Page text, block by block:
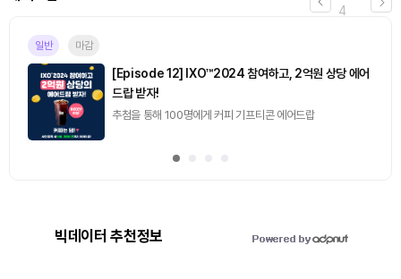
4
일반 마감
[Episode 12] IXO™2024 참여하고, 2억원 상당 에어
드랍 받자!
추첨을 통해 100명에게 커피 기프티콘 에어드랍
빅데이터 추천정보